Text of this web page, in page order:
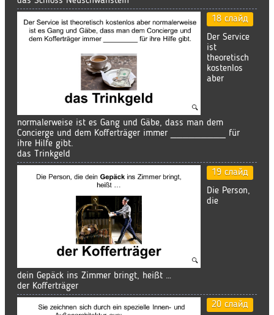
18 слайд
Der Service
ist
theoretisch
kostenlos
aber
normalerweise ist es Gang und Gäbe, dass man dem
Concierge und dem Kofferträger immer _________ für
ihre Hilfe gibt.
das Trinkgeld
19 слайд
Die Person,
die
dein Gepäck ins Zimmer bringt, heißt …
der Kofferträger
20 слайд